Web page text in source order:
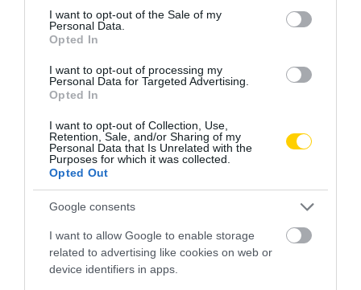
consent section.
I want to opt-out of the Sale of my
Personal Data.
Opted In
I want to opt-out of processing my
Personal Data for Targeted Advertising.
Opted In
I want to opt-out of Collection, Use,
Retention, Sale, and/or Sharing of my
Personal Data that Is Unrelated with the
Purposes for which it was collected.
Opted Out
Google consents
I want to allow Google to enable storage
related to advertising like cookies on web or
device identifiers in apps.